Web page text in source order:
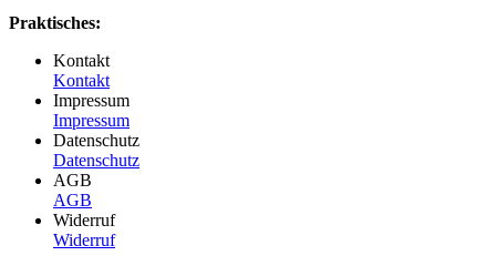
Praktisches:
Kontakt
Kontakt
Impressum
Impressum
Datenschutz
Datenschutz
AGB
AGB
Widerruf
Widerruf